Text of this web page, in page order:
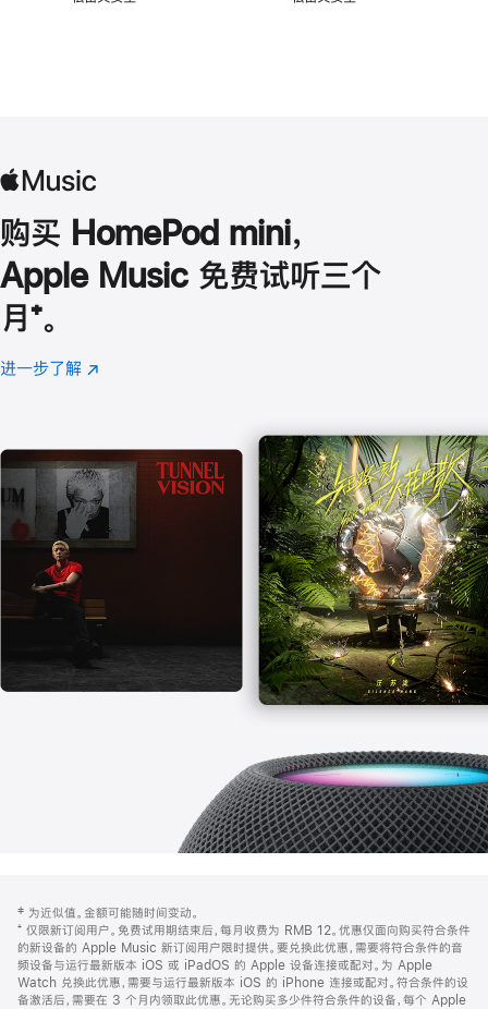
购买 HomePod mini，
Apple Music 免费试听三个
月 脚
注
⁺。
进一步了解 Apple
(在
口
中
打
开)
页
页
脚
注
‡ 为近似值。金额可能随时间变动。
⁺ 仅限新订阅用户。免费试用期结束后，每月收费为 RMB 12。优惠仅面向购买符合条件
的新设备的 Apple Music 新订阅用户限时提供。要兑换此优惠，需要将符合条件的音
频设备与运行最新版本 iOS 或 iPadOS 的 Apple 设备连接或配对。为 Apple
Watch 兑换此优惠，需要与运行最新版本 iOS 的 iPhone 连接或配对。符合条件的设
备激活后，需要在 3 个月内领取此优惠。无论购买多少件符合条件的设备，每个 Apple